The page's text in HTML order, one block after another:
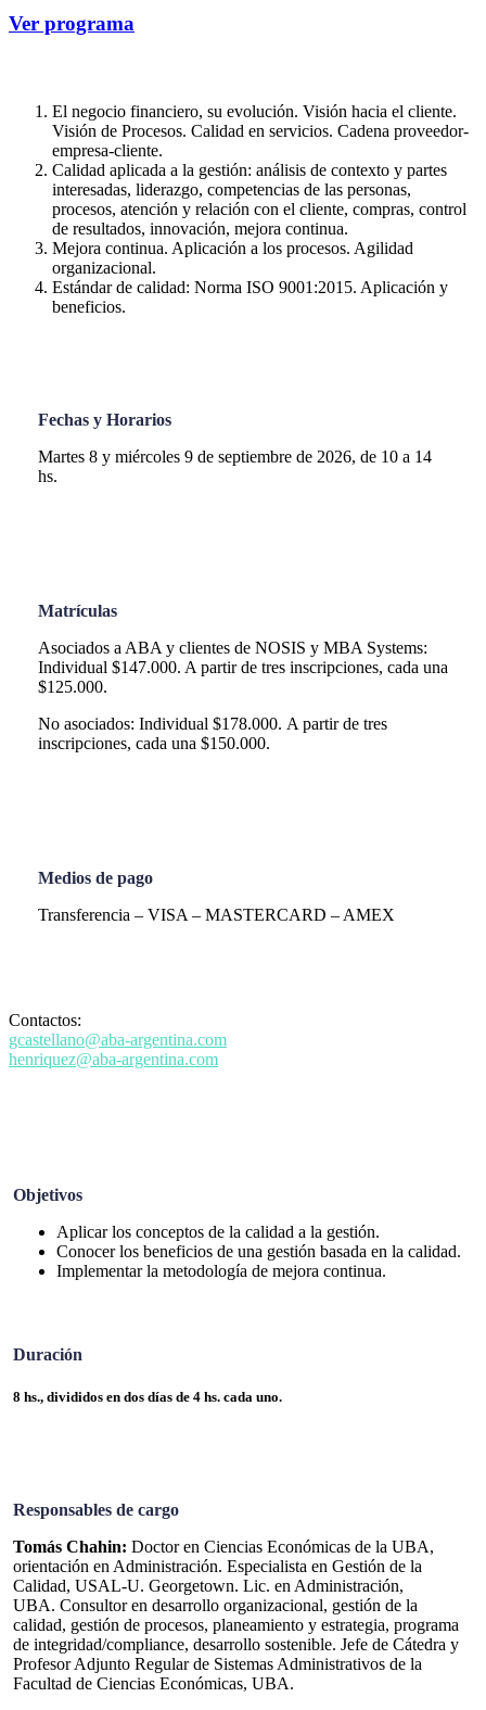
Ver programa
El negocio financiero, su evolución. Visión hacia el cliente.
Visión de Procesos. Calidad en servicios. Cadena proveedor-
empresa-cliente.
Calidad aplicada a la gestión: análisis de contexto y partes
interesadas, liderazgo, competencias de las personas,
procesos, atención y relación con el cliente, compras, control
de resultados, innovación, mejora continua.
Mejora continua. Aplicación a los procesos. Agilidad
organizacional.
Estándar de calidad: Norma ISO 9001:2015. Aplicación y
beneficios.
Fechas y Horarios
Martes 8 y miércoles 9 de septiembre de 2026, de 10 a 14
hs.
Matrículas
Asociados a ABA y clientes de NOSIS y MBA Systems:
Individual $147.000. A partir de tres inscripciones, cada una
$125.000.
No asociados: Individual $178.000. A partir de tres
inscripciones, cada una $150.000.
Medios de pago
Transferencia – VISA – MASTERCARD – AMEX
Contactos:
gcastellano@aba-argentina.com
henriquez@aba-argentina.com
Objetivos
Aplicar los conceptos de la calidad a la gestión.
Conocer los beneficios de una gestión basada en la calidad.
Implementar la metodología de mejora continua.
Duración
8 hs., divididos en dos días de 4 hs. cada uno.
Responsables de cargo
Tomás Chahin:Doctor en Ciencias Económicas de la UBA,
orientación en Administración. Especialista en Gestión de la
Calidad, USAL-U. Georgetown. Lic. en Administración,
UBA. Consultor en desarrollo organizacional, gestión de la
calidad, gestión de procesos, planeamiento y estrategia, programa
de integridad/compliance, desarrollo sostenible. Jefe de Cátedra y
Profesor Adjunto Regular de Sistemas Administrativos de la
Facultad de Ciencias Económicas, UBA.